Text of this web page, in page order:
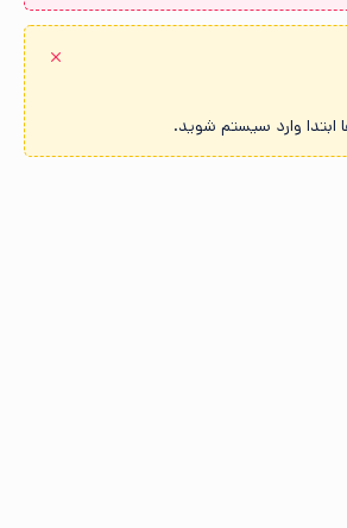
ابتدا وارد سیستم شوید.